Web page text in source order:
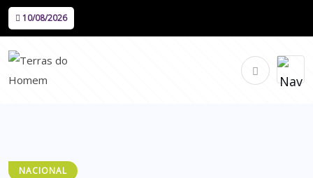
10/08/2026
NACIONAL